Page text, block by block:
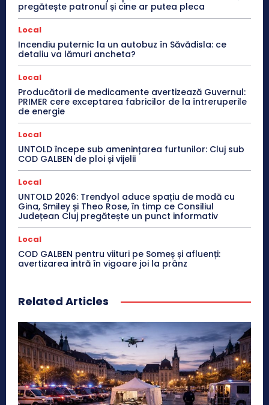
pregătește patronul și cine ar putea pleca
Local
Incendiu puternic la un autobuz în Săvădisla: ce
detaliu va lămuri ancheta?
Local
Producătorii de medicamente avertizează Guvernul:
PRIMER cere exceptarea fabricilor de la întreruperile
de energie
Local
UNTOLD începe sub amenințarea furtunilor: Cluj sub
COD GALBEN de ploi și vijelii
Local
UNTOLD 2026: Trendyol aduce spațiu de modă cu
Gina, Smiley și Theo Rose, în timp ce Consiliul
Județean Cluj pregătește un punct informativ
Local
COD GALBEN pentru viituri pe Someș și afluenți:
avertizarea intră în vigoare joi la prânz
Related Articles